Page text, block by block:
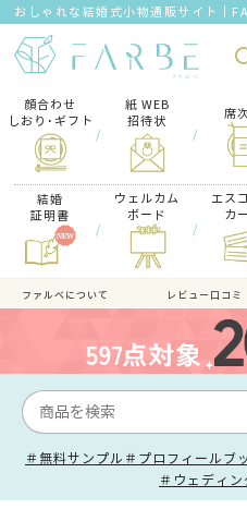
おしゃれな結婚式小物通販サイト｜
顔合わせ
しおり･ギフト
/
紙 WEB
招待状
/
席
結婚
証明書
/
ウェルカム
ボード
/
エス
カ
ファルべについて レビュー口コミ
＃無料サンプル ＃プロフィールブ
＃ウェディ